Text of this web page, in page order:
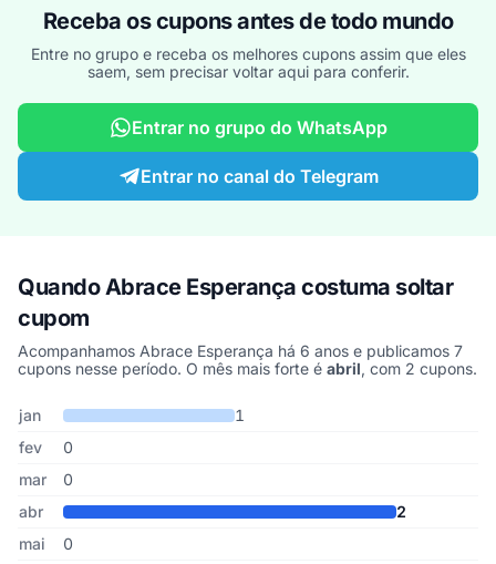
Receba os cupons antes de todo mundo
Entre no grupo e receba os melhores cupons assim que eles
saem, sem precisar voltar aqui para conferir.
Entrar no grupo do WhatsApp
Entrar no canal do Telegram
Quando Abrace Esperança costuma soltar
cupom
Acompanhamos Abrace Esperança há 6 anos e publicamos 7
cupons nesse período. O mês mais forte é abril, com 2 cupons.
Cupons de Abrace Esperança publicados por mês, somando os
Mês Cupons publicadosDesconto médio
jan
1
fev
0
mar
0
abr
2
mai
0